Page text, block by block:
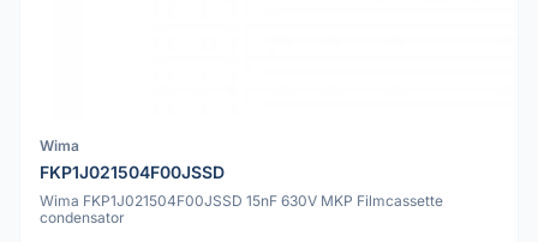
Wima
FKP1J021504F00JSSD
Wima FKP1J021504F00JSSD 15nF 630V MKP Filmcassette
condensator